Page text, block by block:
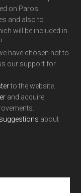
on Paros.
and also to
will be included in
have chosen not to
our support for
to the website.
and acquire
about